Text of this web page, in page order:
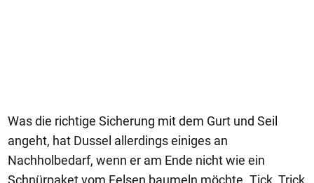
Was die richtige Sicherung mit dem Gurt und Seil
angeht, hat Dussel allerdings einiges an
Nachholbedarf, wenn er am Ende nicht wie ein
Schnürpaket vom Felsen baumeln möchte. Tick, Trick